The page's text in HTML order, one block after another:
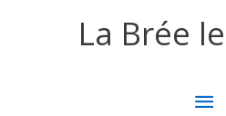
La Brée